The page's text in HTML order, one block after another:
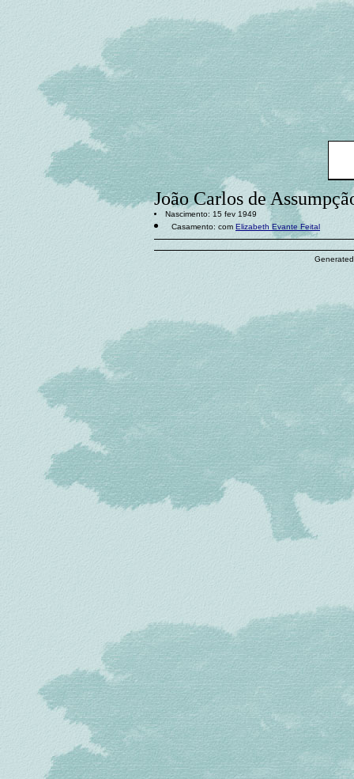
João Carlos de
Nascimento: 15 fev 1949
Casamento: com Elizabeth Evante Feital